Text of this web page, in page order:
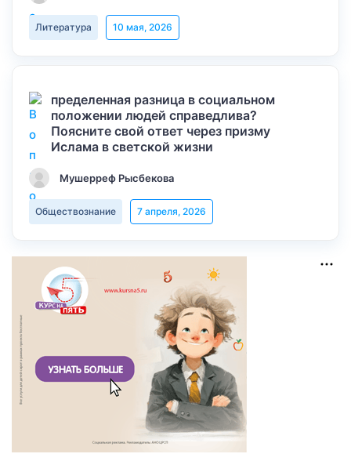
Литература 10 мая, 2026
пределенная разница в социальном
положении людей справедлива?
Поясните свой ответ через призму
Ислама в светской жизни
Мушерреф Рысбекова
Обществознание 7 апреля, 2026